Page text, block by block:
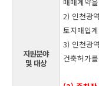
지원분야
및 대상
2) 인천광
토지매입
3) 인천광
건축허가